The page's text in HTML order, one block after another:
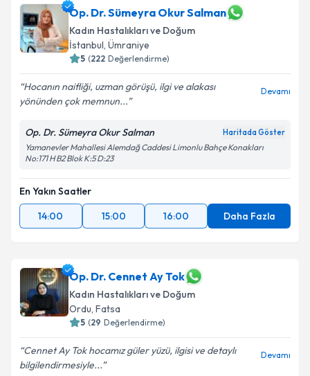
Op. Dr. Sümeyra Okur Salman
Kadın Hastalıkları ve Doğum
İstanbul, Ümraniye
5 (222 Değerlendirme)
Hocanın naifliği, uzman görüşü, ilgi ve alakası
yönünden çok memnun...
Devamı
Op. Dr. Sümeyra Okur Salman Haritada Göster
Yamanevler Mahallesi Alemdağ Caddesi Limonlu Bahçe Konakları
No:171 H B2 Blok K:5 D:23
En Yakın Saatler
14:00
15:00 16:00 Daha Fazla
Op. Dr. Cennet Ay Tok
Kadın Hastalıkları ve Doğum
Ordu, Fatsa
5 (29 Değerlendirme)
Cennet Ay Tok hocamız güler yüzü, ilgisi ve detaylı
bilgilendirmesiyle...
Devamı